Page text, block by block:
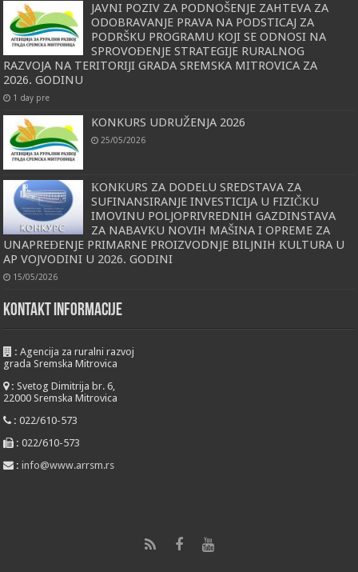
JAVNI POZIV ZA PODNOŠENJE ZAHTEVA ZA
ODOBRAVANJE PRAVA NA PODSTICAJ ZA
PODRŠKU PROGRAMU KOJI SE ODNOSI NA
SPROVOĐENJE STRATEGIJE RURALNOG
RAZVOJA NA TERITORIJI GRADA SREMSKA MITROVICA ZA
2026. GODINU
1 day pre
KONKURS UDRUŽENJA 2026
25/05/2026
КONКURS ZA DODELU SREDSTAVA ZA
SUFINANSIRANJE INVESTICIJA U FIZIČКU
IMOVINU POLJOPRIVREDNIH GAZDINSTAVA
ZA NABAVКU NOVIH MAŠINA I OPREME ZA
UNAPREĐENJE PRIMARNE PROIZVODNJE BILJNIH КULTURA U
AP VOJVODINI U 2026. GODINI
15/05/2026
KONTAKT INFORMACIJE
:Agencija za ruralni razvoj
grada Sremska Mitrovica
: Svetog Dimitrija br. 6,
22000 Sremska Mitrovica
:022/610-573
:022/610-573
: info@www.arrsm.rs